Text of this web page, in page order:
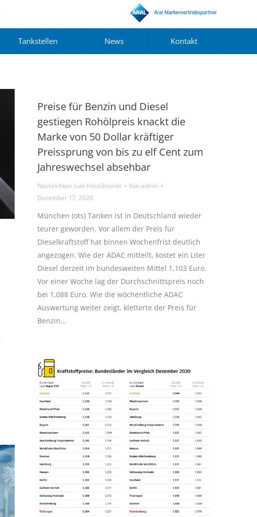
Tankstellen News Kontakt
Preise für Benzin und Diesel
gestiegen Rohölpreis knackt die
Marke von 50 Dollar kräftiger
Preissprung von bis zu elf Cent zum
Jahreswechsel absehbar
Nachrichten zum Heizölmarkt Vonadmin
Dezember 17, 2020
München (ots) Tanken ist in Deutschland wieder
teurer geworden. Vor allem der Preis für
Dieselkraftstoff hat binnen Wochenfrist deutlich
angezogen. Wie der ADAC mitteilt, kostet ein Liter
Diesel derzeit im bundesweiten Mittel 1,103 Euro.
Vor einer Woche lag der Durchschnittspreis noch
bei 1,088 Euro. Wie die wöchentliche ADAC
Auswertung weiter zeigt, kletterte der Preis für
Benzin…